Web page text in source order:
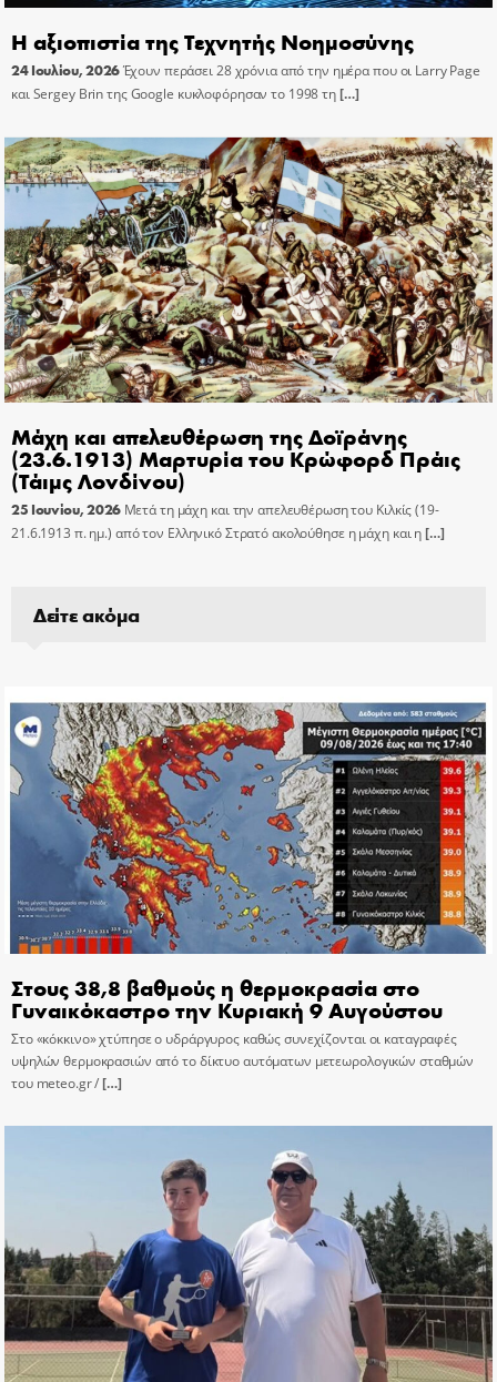
Η αξιοπιστία της Τεχνητής Νοημοσύνης
24 Ιουλίου, 2026Έχουν περάσει 28 χρόνια από την ημέρα που οι Larry Page
και Sergey Brin της Google κυκλοφόρησαν το 1998 τη[…]
Μάχη και απελευθέρωση της Δοϊράνης
(23.6.1913) Μαρτυρία του Κρώφορδ Πράις
(Τάιμς Λονδίνου)
25 Ιουνίου, 2026 Μετά τη μάχη και την απελευθέρωση του Κιλκίς (19-
21.6.1913 π. ημ.) από τον Ελληνικό Στρατό ακολούθησε η μάχη και η[…]
Δείτε ακόμα
Στους 38,8 βαθμούς η θερμοκρασία στο
Γυναικόκαστρο την Κυριακή 9 Αυγούστου
Στο «κόκκινο» χτύπησε ο υδράργυρος καθώς συνεχίζονται οι καταγραφές
υψηλών θερμοκρασιών από το δίκτυο αυτόματων μετεωρολογικών σταθμών
του meteo.gr /[…]